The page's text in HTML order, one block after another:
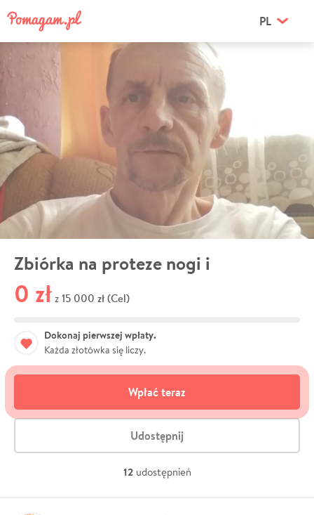
PL
Zbiórka na proteze nogi i
0 zł z 15 000 zł (Cel)
Dokonaj pierwszej wpłaty.
Każda złotówka się liczy.
Wpłać teraz
Udostępnij
12 udostępnień